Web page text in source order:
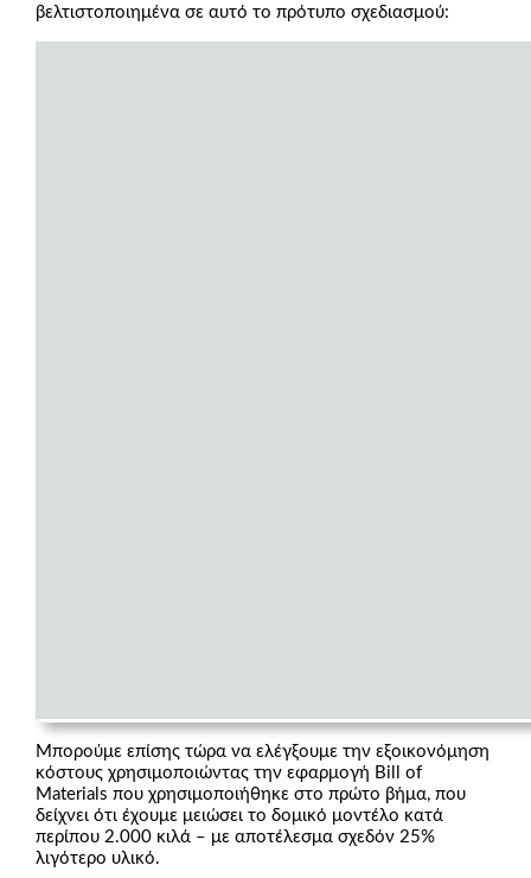
βελτιστοποιημένα σε αυτό το πρότυπο σχεδιασμού:
Μπορούμε επίσης τώρα να ελέγξουμε την εξοικονόμηση
κόστους χρησιμοποιώντας την εφαρμογή Bill of
Materials που χρησιμοποιήθηκε στο πρώτο βήμα, που
δείχνει ότι έχουμε μειώσει το δομικό μοντέλο κατά
περίπου 2.000 κιλά – με αποτέλεσμα σχεδόν 25%
λιγότερο υλικό.